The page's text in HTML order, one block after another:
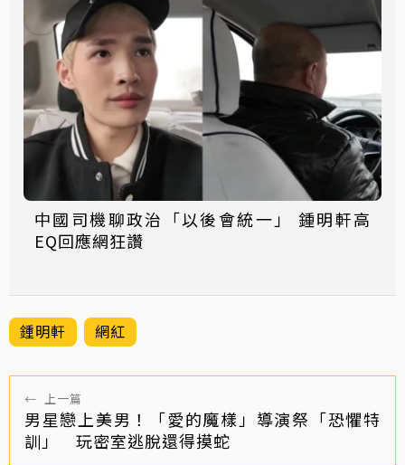
中國司機聊政治「以後會統一」 鍾明軒高
EQ回應網狂讚
鍾明軒 網紅
← 上一篇
男星戀上美男！「愛的魔樣」導演祭「恐懼特
訓」 玩密室逃脫還得摸蛇